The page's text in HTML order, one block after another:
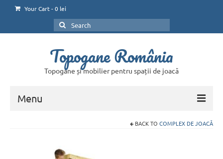
Your Cart-0 lei
Search
for:
Topogane România
Topogane și mobilier pentru spații de joacă
Menu
Magazin online
BACK TO COMPLEX DE JOACĂ